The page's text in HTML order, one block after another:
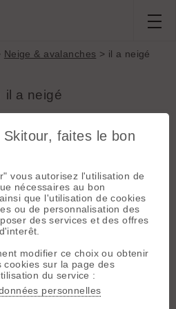
Neige & avalanches > il a neigé
il a neigé
17/10/2015 11:13
images par intervalles 🤣 ). Je
il neigeote encore dans la mer
1100 metres.
- Le 17/10/2015 14:15
ces derniers temps, le sols sont
de 2000 voire moins en versant
faites le bon
vous autorisez l'utilisation de
nécessaires au bon
que l'utilisation de cookies
ou de personnalisation des
des services et des offres
modifier ce choix ou obtenir
sur la page des
du service :
personnelles